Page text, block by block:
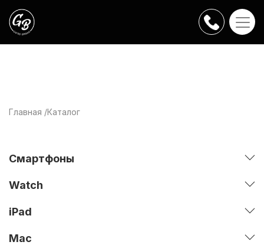
Главная Каталог
Смартфоны
Watch
iPad
Mac